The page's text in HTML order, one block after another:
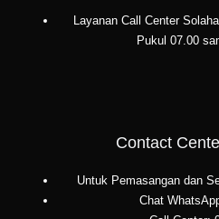
Layanan Call Center
Pukul 07.00
Contact
Untuk Pemasangan dan
Chat